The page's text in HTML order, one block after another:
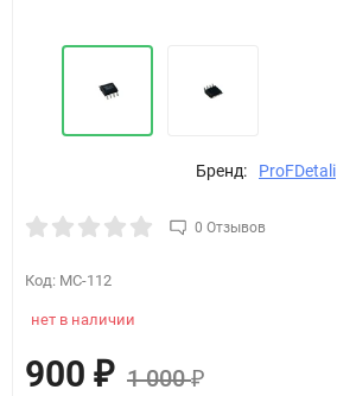
Бренд: ProFDetali
0 Отзывов
Код: MC-112
нет в наличии
900 ₽ 1 000₽